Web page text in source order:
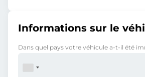
Informations sur le
Dans quel pays votre véhicule a-t-il été